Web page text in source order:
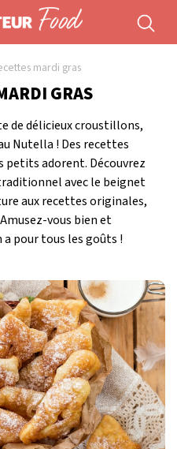
mardi gras
GRAS
de délicieux croustillons,
Nutella ! Des recettes
petits adorent. Découvrez
avec le beignet
aux recettes originales,
vous bien et
pour tous les goûts !